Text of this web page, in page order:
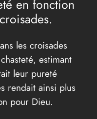
en fonction
les croisades
estimant
leur pureté
rendait ainsi plus
pour Dieu.